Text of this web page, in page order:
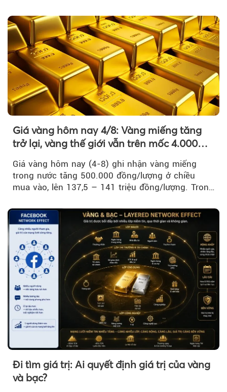
Giá vàng hôm nay 4/8: Vàng miếng tăng
trở lại, vàng thế giới vẫn trên mốc 4.000
Giá vàng hôm nay (4-8) ghi nhận vàng miếng
trong nước tăng 500.000 đồng/lượng ở chiều
mua vào, lên 137,5 – 141 triệu đồng/lượng. Trong
trì trên ngưỡng 4.000 USD/ounce.
Đi tìm giá trị: Ai quyết định giá trị của vàng
và bạc?